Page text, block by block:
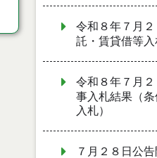
令和８年７月
託・賃貸借等
令和８年７月
事入札結果（
入札）
７月２８日公